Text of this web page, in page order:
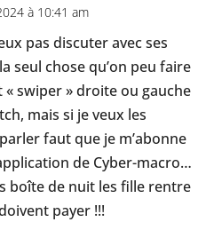
à 10:41 am
pas discuter avec ses
seul chose qu’on peu faire
« swiper » droite ou gauche
mais si je veux les
faut que je m’abonne
de Cyber-macro…
boîte de nuit les fille rentre
payer !!!